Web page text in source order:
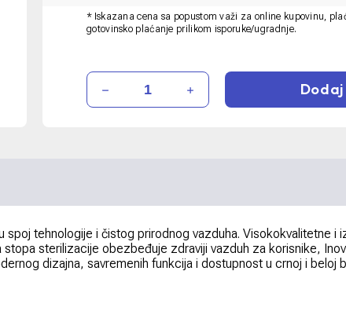
* Iskazana cena sa popustom važi za online kupovinu,
gotovinsko plaćanje prilikom isporuke/ugradnje.
spoj tehnologije i čistog prirodnog vazduha. Visokokvalitetne i
sterilizacije obezbeđuje zdraviji vazduh za korisnike,
dizajna, savremenih funkcija i dostupnost u crnoj i beloj